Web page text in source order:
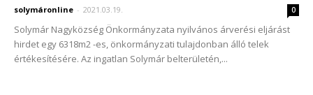
solymáronline - 2021.03.19. 0
Solymár Nagyközség Önkormányzata nyilvános árverési eljárást
hirdet egy 6318m2 -es, önkormányzati tulajdonban álló telek
értékesítésére. Az ingatlan Solymár belterületén,...